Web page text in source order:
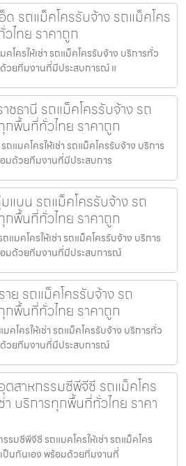
ด รถแม็คโครรับจ้าง รถแม็คโคร
ไทย ราคาถูก
คโครให้เช่า รถแม็คโครรับจ้าง บริการทั่ว
ด้วยทีมงานที่มีประสบการณ์ แ
ชธานี รถแม็คโครรับจ้าง รถ
กพื้นที่ทั่วไทย ราคาถูก
ถแมคโครให้เช่า รถแม็คโครรับจ้าง บริการ
อมด้วยทีมงานที่มีประสบการ
แบน รถแม็คโครรับจ้าง รถ
กพื้นที่ทั่วไทย ราคาถูก
แมคโครให้เช่า รถแม็คโครรับจ้าง บริการ
อมด้วยทีมงานที่มีประสบการณ์
าย รถแม็คโครรับจ้าง รถ
กพื้นที่ทั่วไทย ราคาถูก
มคโครให้เช่า รถแม็คโครรับจ้าง บริการทั่ว
ด้วยทีมงานที่มีประสบการณ์
ตสาหกรรมซีพีจีซี รถแม็คโคร
า บริการทุกพื้นที่ทั่วไทย ราคา
รมซีพีจีซี รถแมคโครให้เช่า รถแม็คโคร
ป็นกันเอง พร้อมด้วยทีมงานที่